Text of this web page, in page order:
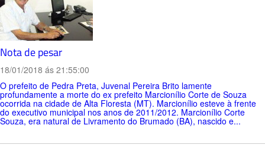
Nota de pesar
18/01/2018 ás 21:55:00
O prefeito de Pedra Preta, Juvenal Pereira Brito lamente
profundamente a morte do ex prefeito Marcionílio Corte de Souza
ocorrida na cidade de Alta Floresta (MT). Marcionílio esteve à frente
do executivo municipal nos anos de 2011/2012. Marcionílio Corte
Souza, era natural de Livramento do Brumado (BA), nascido e...